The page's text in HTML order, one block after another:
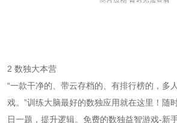
2 数独大本营
“一款干净的、带云存档的、有排行榜的，多
戏。”训练大脑最好的数独应用就在这里！随
日一题，提升逻辑。免费的数独益智游戏-新